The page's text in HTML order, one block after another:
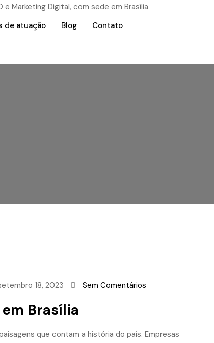
de atuação Blog Contato
18, 2023 Sem Comentários
Brasília
que contam a história do país. Empresas